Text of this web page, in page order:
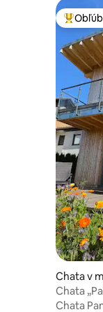
Chata v
Chata
Chata